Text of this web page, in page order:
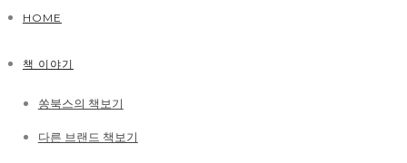
HOME
책 이야기
쏭북스의 책보기
다른 브랜드 책보기